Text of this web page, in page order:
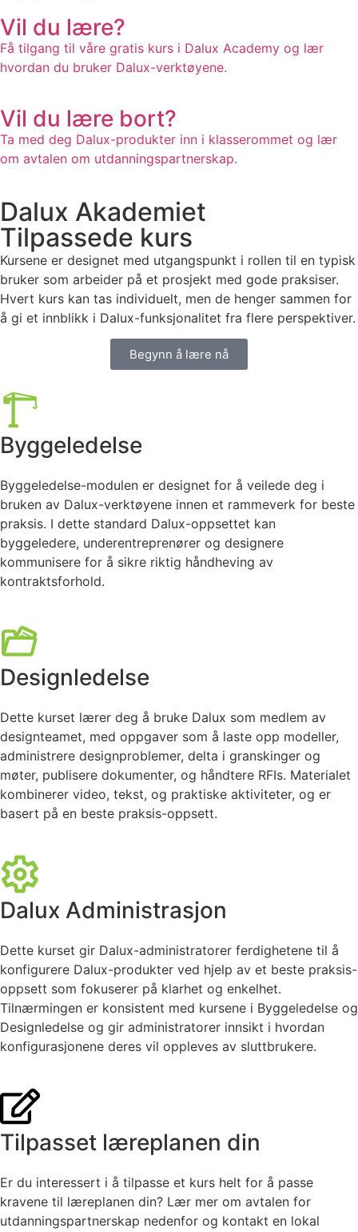
Vil du lære?
Få tilgang til våre gratis kurs i Dalux Academy og lær
hvordan du bruker Dalux-verktøyene.
Vil du lære bort?
Ta med deg Dalux-produkter inn i klasserommet og lær
om avtalen om utdanningspartnerskap.
Dalux Akademiet
Tilpassede kurs
Kursene er designet med utgangspunkt i rollen til en typisk
bruker som arbeider på et prosjekt med gode praksiser.
Hvert kurs kan tas individuelt, men de henger sammen for
å gi et innblikk i Dalux-funksjonalitet fra flere perspektiver.
Begynn å lære nå
Byggeledelse
Byggeledelse-modulen er designet for å veilede deg i
bruken av Dalux-verktøyene innen et rammeverk for beste
praksis. I dette standard Dalux-oppsettet kan
byggeledere, underentreprenører og designere
kommunisere for å sikre riktig håndheving av
kontraktsforhold.
Designledelse
Dette kurset lærer deg å bruke Dalux som medlem av
designteamet, med oppgaver som å laste opp modeller,
administrere designproblemer, delta i granskinger og
møter, publisere dokumenter, og håndtere RFIs. Materialet
kombinerer video, tekst, og praktiske aktiviteter, og er
basert på en beste praksis-oppsett.
Dalux Administrasjon
Dette kurset gir Dalux-administratorer ferdighetene til å
konfigurere Dalux-produkter ved hjelp av et beste praksis-
oppsett som fokuserer på klarhet og enkelhet.
Tilnærmingen er konsistent med kursene i Byggeledelse og
Designledelse og gir administratorer innsikt i hvordan
konfigurasjonene deres vil oppleves av sluttbrukere.
Tilpasset læreplanen din
Er du interessert i å tilpasse et kurs helt for å passe
kravene til læreplanen din? Lær mer om avtalen for
utdanningspartnerskap nedenfor og kontakt en lokal